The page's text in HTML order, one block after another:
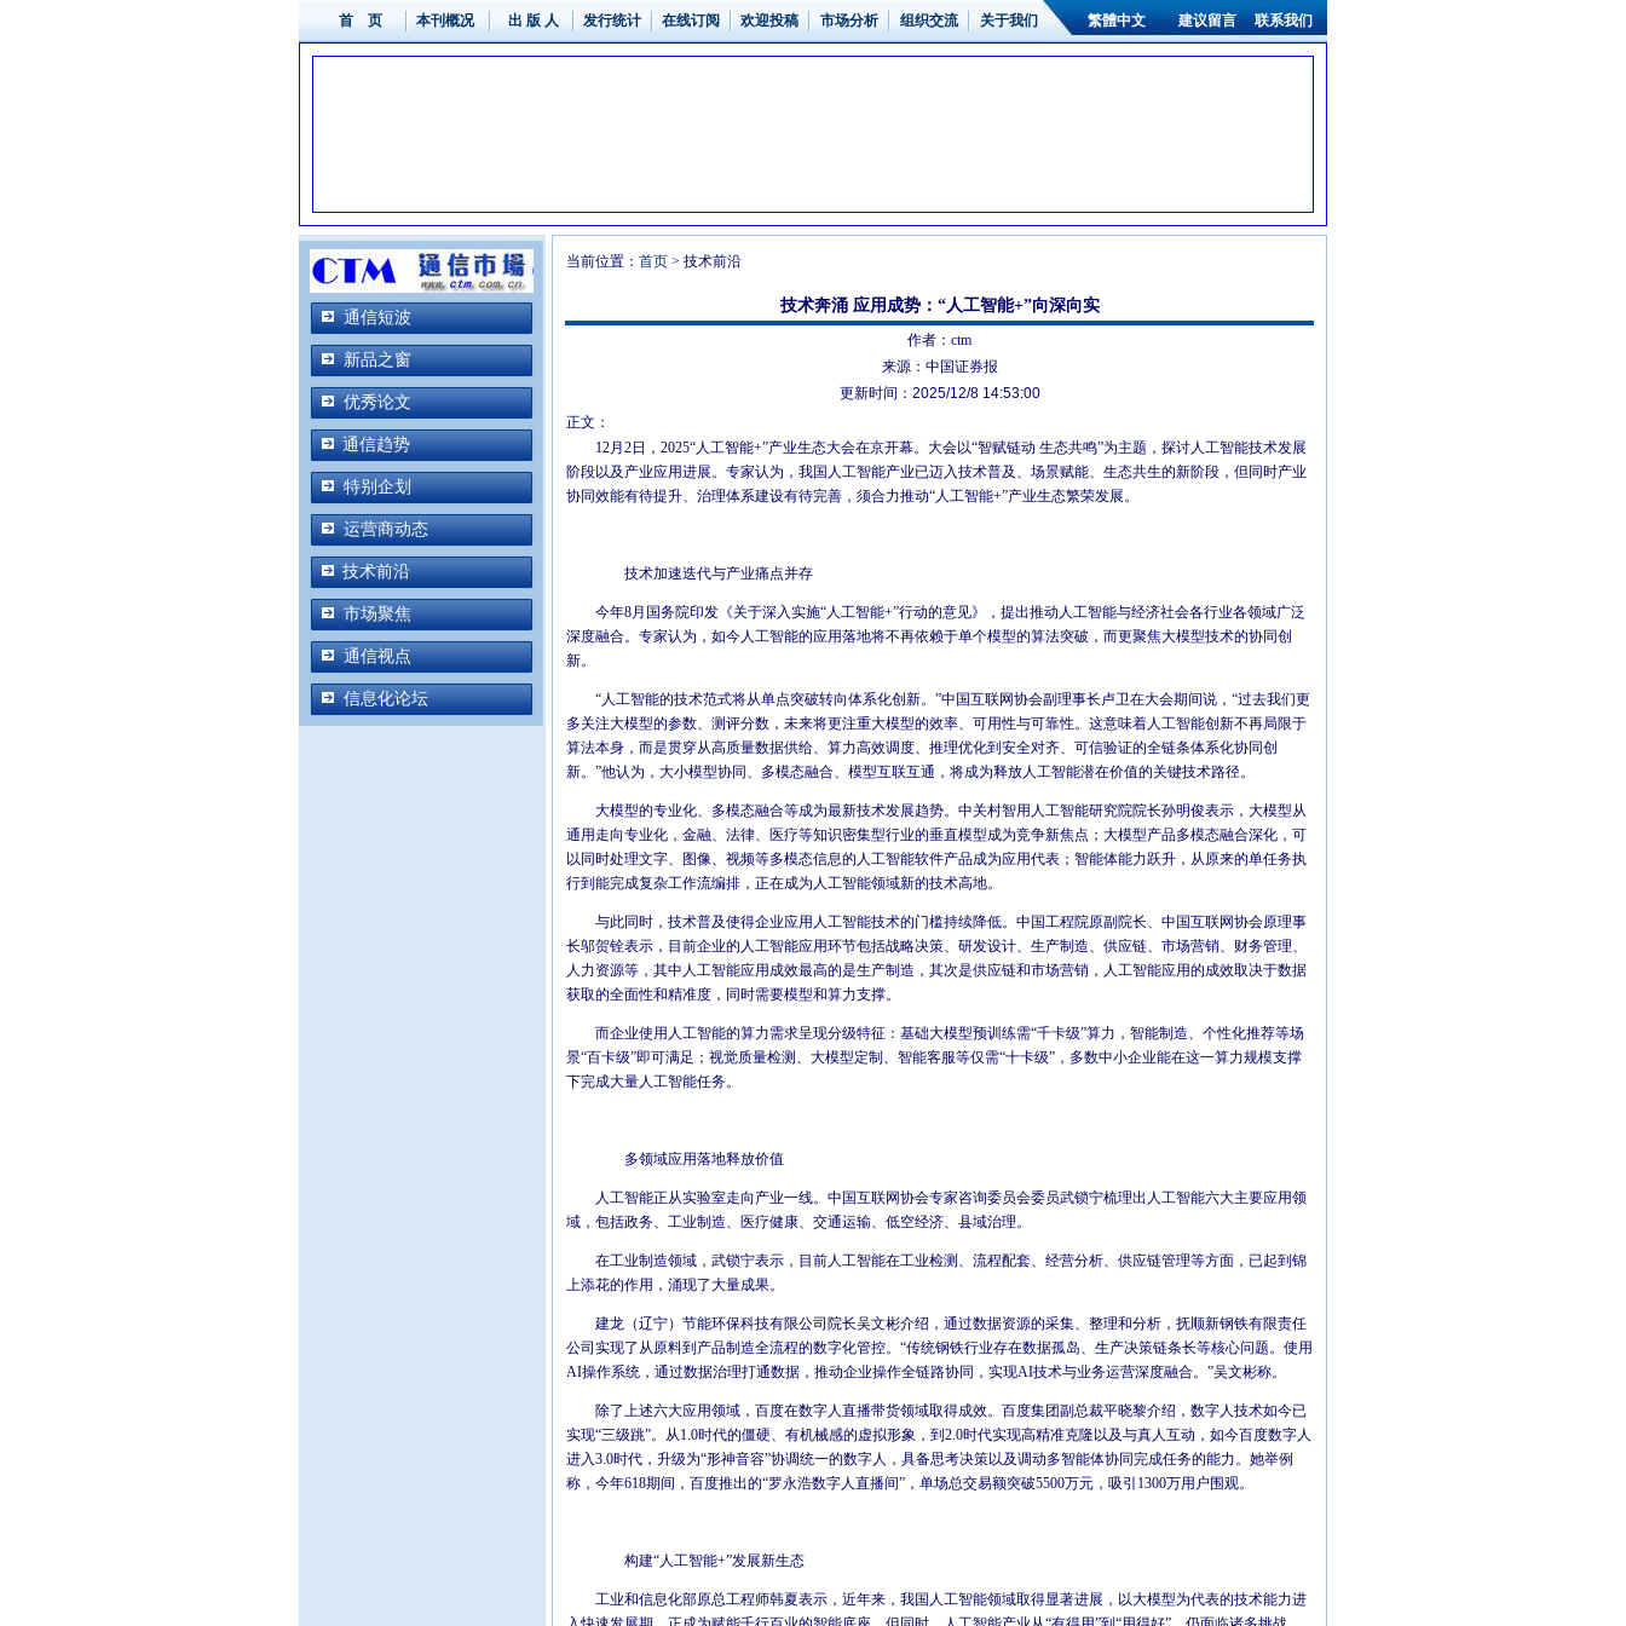
首 页 本刊概况 出 版 人 发行统计 在线订阅 欢迎投稿 市场分析 组织交流 关于我们 繁體中文 建议留言 联系我们
通信短波
新品之窗
优秀论文
通信趋势
特别企划
运营商动态
技术前沿
市场聚焦
通信视点
信息化论坛
当前位置： 首页 > 技术前沿
技术奔涌 应用成势：“人工智能+”向深向实
作者：ctm
来源：中国证券报
更新时间： 2025/12/8 14:53:00
正文：
12月2日，2025“人工智能+”产业生态大会在京开幕。大会以“智赋链动 生态共鸣”为主题，探讨人工智能技术发展
阶段以及产业应用进展。专家认为，我国人工智能产业已迈入技术普及、场景赋能、生态共生的新阶段，但同时产业
协同效能有待提升、治理体系建设有待完善，须合力推动“人工智能+”产业生态繁荣发展。
技术加速迭代与产业痛点并存
今年8月国务院印发《关于深入实施“人工智能+”行动的意见》，提出推动人工智能与经济社会各行业各领域广泛
深度融合。专家认为，如今人工智能的应用落地将不再依赖于单个模型的算法突破，而更聚焦大模型技术的协同创
新。
“人工智能的技术范式将从单点突破转向体系化创新。”中国互联网协会副理事长卢卫在大会期间说，“过去我们更
多关注大模型的参数、测评分数，未来将更注重大模型的效率、可用性与可靠性。这意味着人工智能创新不再局限于
算法本身，而是贯穿从高质量数据供给、算力高效调度、推理优化到安全对齐、可信验证的全链条体系化协同创
新。”他认为，大小模型协同、多模态融合、模型互联互通，将成为释放人工智能潜在价值的关键技术路径。
大模型的专业化、多模态融合等成为最新技术发展趋势。中关村智用人工智能研究院院长孙明俊表示，大模型从
通用走向专业化，金融、法律、医疗等知识密集型行业的垂直模型成为竞争新焦点；大模型产品多模态融合深化，可
以同时处理文字、图像、视频等多模态信息的人工智能软件产品成为应用代表；智能体能力跃升，从原来的单任务执
行到能完成复杂工作流编排，正在成为人工智能领域新的技术高地。
与此同时，技术普及使得企业应用人工智能技术的门槛持续降低。中国工程院原副院长、中国互联网协会原理事
长邬贺铨表示，目前企业的人工智能应用环节包括战略决策、研发设计、生产制造、供应链、市场营销、财务管理、
人力资源等，其中人工智能应用成效最高的是生产制造，其次是供应链和市场营销，人工智能应用的成效取决于数据
获取的全面性和精准度，同时需要模型和算力支撑。
而企业使用人工智能的算力需求呈现分级特征：基础大模型预训练需“千卡级”算力，智能制造、个性化推荐等场
景“百卡级”即可满足；视觉质量检测、大模型定制、智能客服等仅需“十卡级”，多数中小企业能在这一算力规模支撑
下完成大量人工智能任务。
多领域应用落地释放价值
人工智能正从实验室走向产业一线。中国互联网协会专家咨询委员会委员武锁宁梳理出人工智能六大主要应用领
域，包括政务、工业制造、医疗健康、交通运输、低空经济、县域治理。
在工业制造领域，武锁宁表示，目前人工智能在工业检测、流程配套、经营分析、供应链管理等方面，已起到锦
上添花的作用，涌现了大量成果。
建龙（辽宁）节能环保科技有限公司院长吴文彬介绍，通过数据资源的采集、整理和分析，抚顺新钢铁有限责任
公司实现了从原料到产品制造全流程的数字化管控。“传统钢铁行业存在数据孤岛、生产决策链条长等核心问题。使用
AI操作系统，通过数据治理打通数据，推动企业操作全链路协同，实现AI技术与业务运营深度融合。”吴文彬称。
除了上述六大应用领域，百度在数字人直播带货领域取得成效。百度集团副总裁平晓黎介绍，数字人技术如今已
实现“三级跳”。从1.0时代的僵硬、有机械感的虚拟形象，到2.0时代实现高精准克隆以及与真人互动，如今百度数字人
进入3.0时代，升级为“形神音容”协调统一的数字人，具备思考决策以及调动多智能体协同完成任务的能力。她举例
称，今年618期间，百度推出的“罗永浩数字人直播间”，单场总交易额突破5500万元，吸引1300万用户围观。
构建“人工智能+”发展新生态
工业和信息化部原总工程师韩夏表示，近年来，我国人工智能领域取得显著进展，以大模型为代表的技术能力进